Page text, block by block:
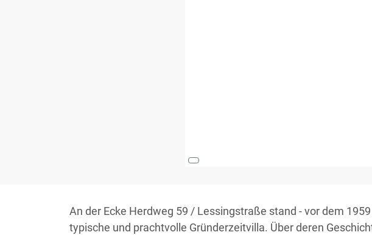
An der Ecke Herdweg 59 / Lessingstraße stand - vor dem
typische und prachtvolle Gründerzeitvilla. Über deren